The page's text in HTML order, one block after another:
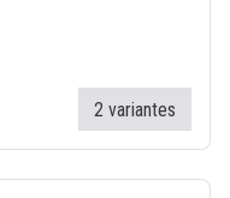
2 variantes